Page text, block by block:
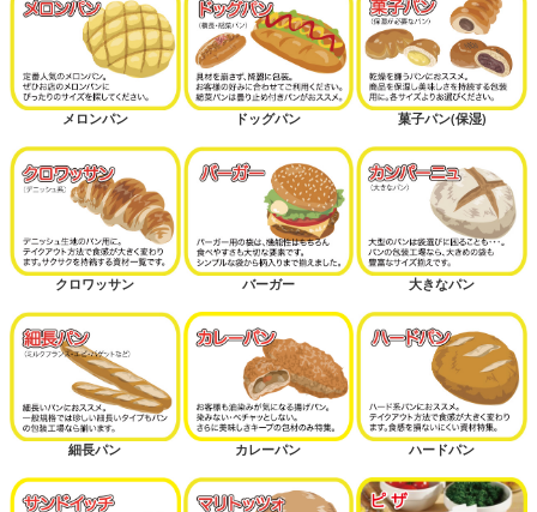
メロンパン ドッグパン 菓子パン(保湿)
クロワッサン バーガー 大きなパン
細長パン カレーパン ハードパン